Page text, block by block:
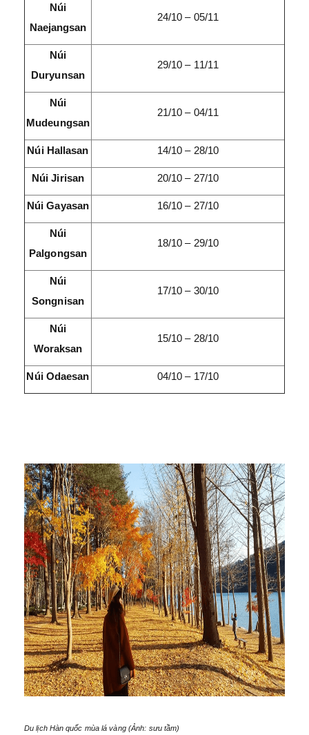
Núi
Naejangsan
24/10 – 05/11
Núi
Duryunsan
29/10 – 11/11
Núi
Mudeungsan
21/10 – 04/11
Núi Hallasan 14/10 – 28/10
Núi Jirisan 20/10 – 27/10
Núi Gayasan 16/10 – 27/10
Núi
Palgongsan
18/10 – 29/10
Núi
Songnisan
17/10 – 30/10
Núi
Woraksan
15/10 – 28/10
Núi Odaesan 04/10 – 17/10
Du lịch Hàn quốc mùa lá vàng (Ảnh: sưu tầm)